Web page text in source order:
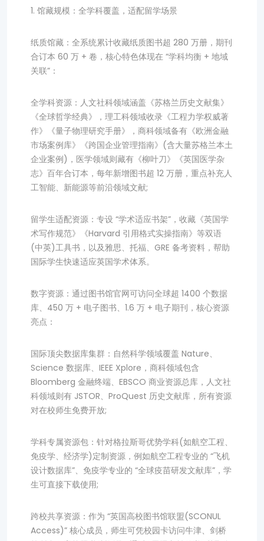
1. 馆藏规模：全学科覆盖，适配留学场景
纸质馆藏：全系统累计收藏纸质图书超 280 万册，期刊
合订本 60 万 + 卷，核心特色体现在 “学科均衡 + 地域
关联”：
全学科资源：人文社科领域涵盖《苏格兰历史文献集》
《全球哲学经典》，理工科领域收录《工程力学权威著
作》《量子物理研究手册》，商科领域备有《欧洲金融
市场案例库》《跨国企业管理指南》(含大量苏格兰本土
企业案例)，医学领域则藏有《柳叶刀》《英国医学杂
志》百年合订本，每年新增图书超 12 万册，重点补充人
工智能、新能源等前沿领域文献;
留学生适配资源：专设 “学术适应书架”，收藏《英国学
术写作规范》《Harvard 引用格式实操指南》等双语
(中英)工具书，以及雅思、托福、GRE 备考资料，帮助
国际学生快速适应英国学术体系。
数字资源：通过图书馆官网可访问全球超 1400 个数据
库、450 万 + 电子图书、1.6 万 + 电子期刊，核心资源
亮点：
国际顶尖数据库集群：自然科学领域覆盖 Nature、
Science 数据库、IEEE Xplore，商科领域包含
Bloomberg 金融终端、EBSCO 商业资源总库，人文社
科领域则有 JSTOR、ProQuest 历史文献库，所有资源
对在校师生免费开放;
学科专属资源包：针对格拉斯哥优势学科(如航空工程、
免疫学、经济学)定制资源，例如航空工程专业的 “飞机
设计数据库”、免疫学专业的 “全球疫苗研发文献库”，学
生可直接下载使用;
跨校共享资源：作为 “英国高校图书馆联盟(SCONUL
Access)” 核心成员，师生可凭校园卡访问牛津、剑桥